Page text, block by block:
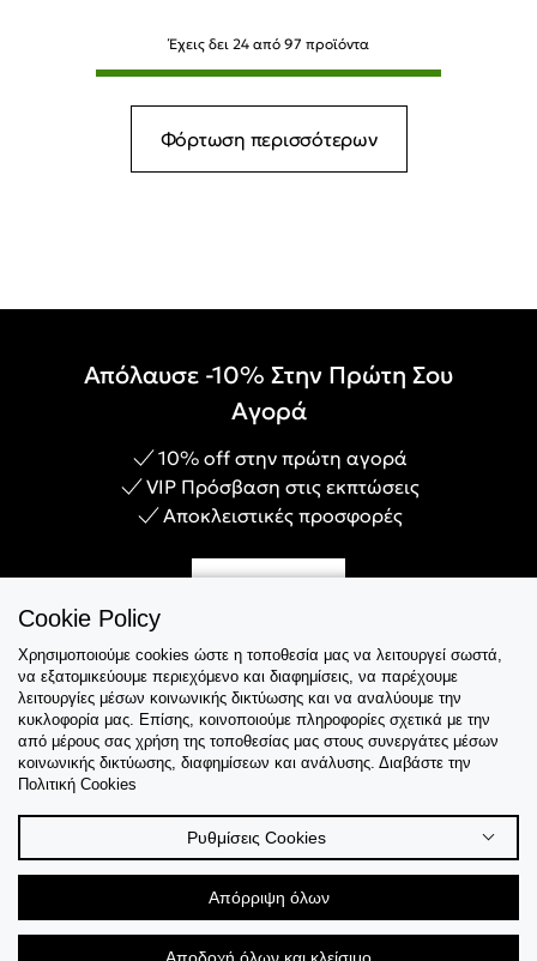
Έχεις δει 24από 97 προϊόντα
Φόρτωση περισσότερων
Απόλαυσε -10% Στην Πρώτη Σου
Αγορά
10% off στην πρώτη αγορά
VIP Πρόσβαση στις εκπτώσεις
Αποκλειστικές προσφορές
Εξυπηρέτηση
Collections
Cookie Policy
Χρησιμοποιούμε cookies ώστε η τοποθεσία μας να λειτουργεί σωστά,
να εξατομικεύουμε περιεχόμενο και διαφημίσεις, να παρέχουμε
λειτουργίες μέσων κοινωνικής δικτύωσης και να αναλύουμε την
κυκλοφορία μας. Επίσης, κοινοποιούμε πληροφορίες σχετικά με την
από μέρους σας χρήση της τοποθεσίας μας στους συνεργάτες μέσων
κοινωνικής δικτύωσης, διαφημίσεων και ανάλυσης. Διαβάστε την
Πολιτική Cookies
Ρυθμίσεις Cookies
Απόρριψη όλων